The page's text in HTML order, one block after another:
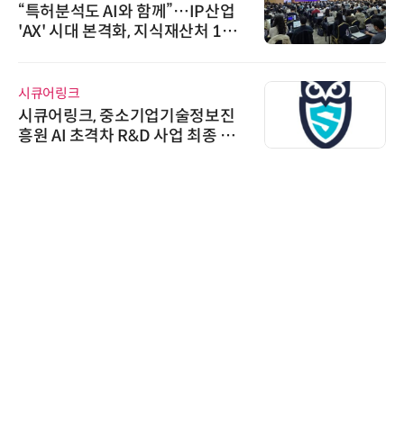
“특허분석도 AI와 함께”…IP산업
'AX' 시대 본격화, 지식재산처 1호
시큐어링크
시큐어링크, 중소기업기술정보진
흥원 AI 초격차 R&D 사업 최종 선